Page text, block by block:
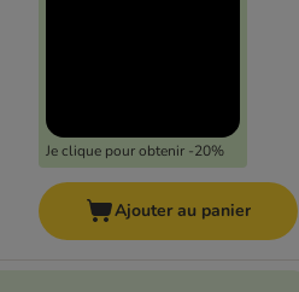
Je clique pour obtenir -20%
Ajouter au panier